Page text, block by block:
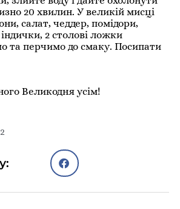
20 хвилин. У великій мисці
салат, чеддер, помідори,
2 столові ложки
та перчимо до смаку. Посипати
Великодня усім!